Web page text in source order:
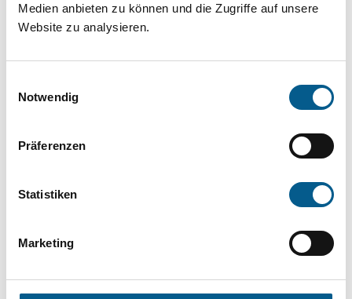
Medien anbieten zu können und die Zugriffe auf unsere
Website zu analysieren.
Notwendig
Präferenzen
Statistiken
Marketing
Suche bitte die Groß- und Kleinschreibung
beachten.
können durch die Wahl von Bereichen oder
Themen: Wissenschaft und Forschung